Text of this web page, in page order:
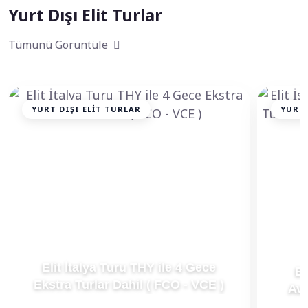
Yurt Dışı Elit Turlar
Tümünü Görüntüle
YURT DIŞI ELIT TURLAR
Elit İtalya Turu THY ile 4 Gece
Ekstra Turlar Dahil ( FCO - VCE )